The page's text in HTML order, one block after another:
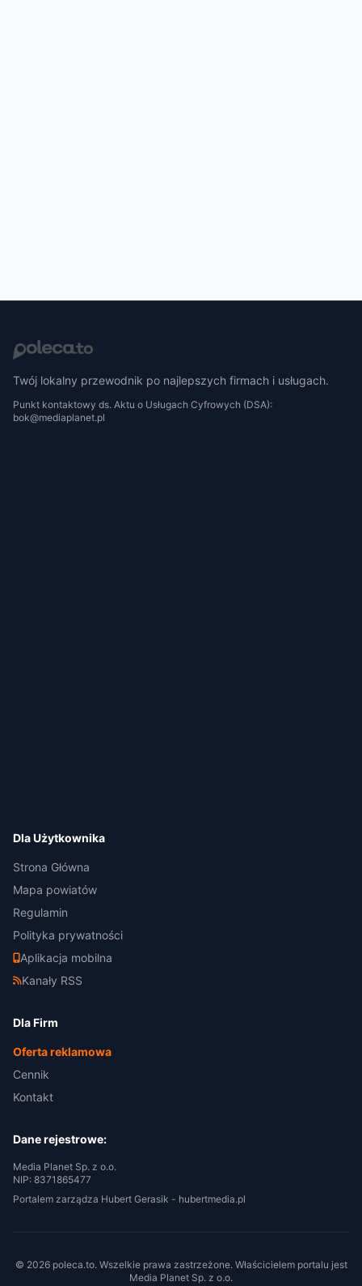
Twój lokalny przewodnik po najlepszych firmach i usługach.
Punkt kontaktowy ds. Aktu o Usługach Cyfrowych (DSA):
bok@mediaplanet.pl
Dla Użytkownika
Strona Główna
Mapa powiatów
Regulamin
Polityka prywatności
Aplikacja mobilna
Kanały RSS
Dla Firm
Oferta reklamowa
Cennik
Kontakt
Dane rejestrowe:
Media Planet Sp. z o.o.
NIP: 8371865477
Portalem zarządza Hubert Gerasik - hubertmedia.pl
© 2026 poleca.to. Wszelkie prawa zastrzeżone. Właścicielem portalu jest
Media Planet Sp. z o.o.